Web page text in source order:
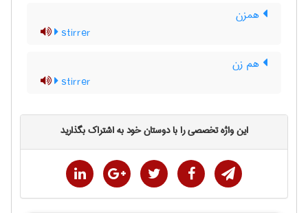
همزن
stirrer
هم زن
stirrer
این واژه تخصصی را با دوستان خود به اشتراک بگذارید